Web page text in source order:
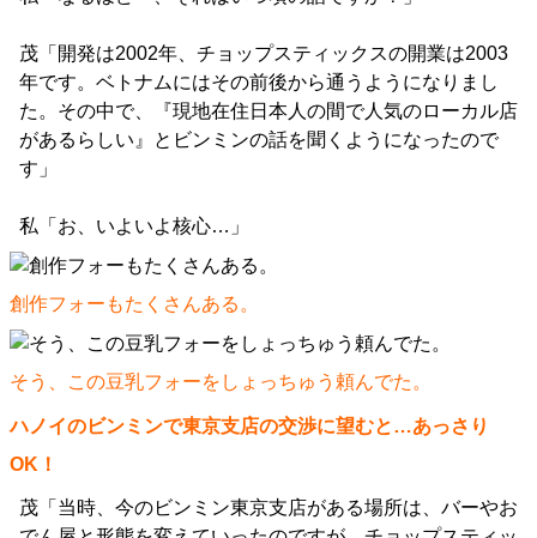
茂「開発は2002年、チョップスティックスの開業は2003
年です。ベトナムにはその前後から通うようになりまし
た。その中で、『現地在住日本人の間で人気のローカル店
があるらしい』とビンミンの話を聞くようになったので
す」
私「お、いよいよ核心…」
創作フォーもたくさんある。
そう、この豆乳フォーをしょっちゅう頼んでた。
ハノイのビンミンで東京支店の交渉に望むと…あっさり
OK！
茂「当時、今のビンミン東京支店がある場所は、バーやお